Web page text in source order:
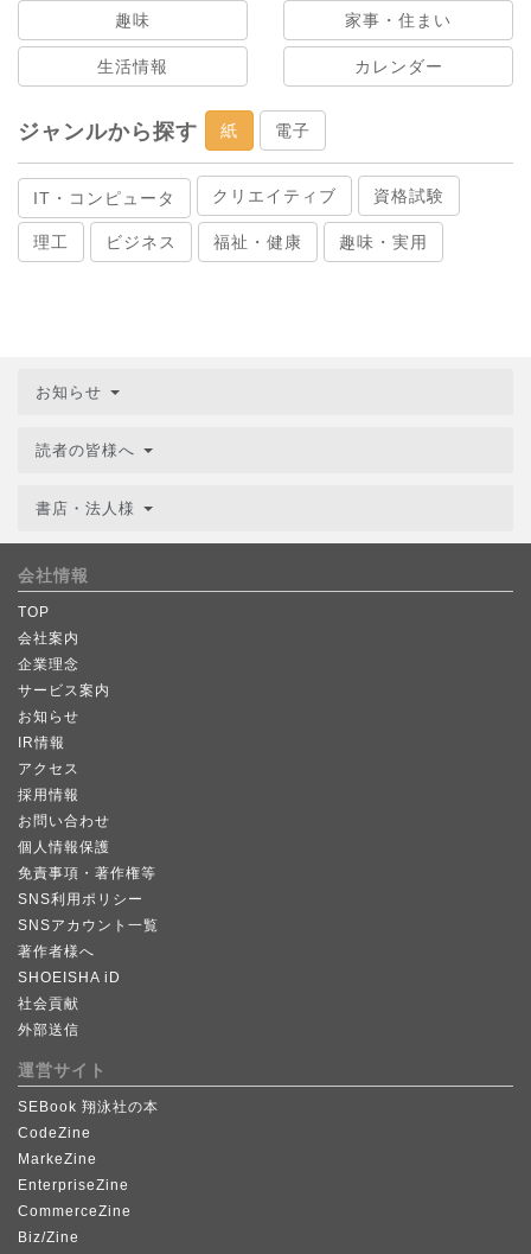
趣味 家事・住まい
生活情報 カレンダー
ジャンルから探す 紙 電子
IT・コンピュータ クリエイティブ 資格試験
理工 ビジネス 福祉・健康 趣味・実用
お知らせ
読者の皆様へ
書店・法人様
会社情報
TOP
会社案内
企業理念
サービス案内
お知らせ
IR情報
アクセス
採用情報
お問い合わせ
個人情報保護
免責事項・著作権等
SNS利用ポリシー
SNSアカウント一覧
著作者様へ
SHOEISHA iD
社会貢献
外部送信
運営サイト
SEBook 翔泳社の本
CodeZine
MarkeZine
EnterpriseZine
CommerceZine
Biz/Zine